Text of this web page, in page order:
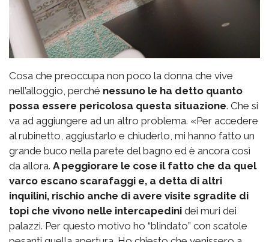
Cosa che preoccupa non poco la donna che vive
nell’alloggio, perché nessuno le ha detto quanto
possa essere pericolosa questa situazione. Che si
va ad aggiungere ad un altro problema. «Per accedere
al rubinetto, aggiustarlo e chiuderlo, mi hanno fatto un
grande buco nella parete del bagno ed è ancora così
da allora. A peggiorare le cose il fatto che da quel
varco escano scarafaggi e, a detta di altri
inquilini, rischio anche di avere visite sgradite di
topi che vivono nelle intercapedini dei muri dei
palazzi. Per questo motivo ho “blindato” con scatole